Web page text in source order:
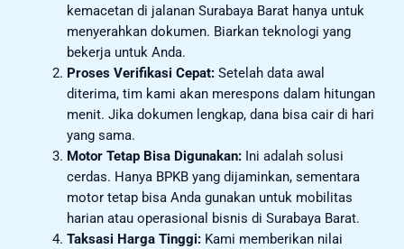
kemacetan di jalanan Surabaya Barat hanya untuk
menyerahkan dokumen. Biarkan teknologi yang
bekerja untuk Anda.
Proses Verifikasi Cepat:Setelah data awal
diterima, tim kami akan merespons dalam hitungan
menit. Jika dokumen lengkap, dana bisa cair di hari
yang sama.
Motor Tetap Bisa Digunakan:Ini adalah solusi
cerdas. Hanya BPKB yang dijaminkan, sementara
motor tetap bisa Anda gunakan untuk mobilitas
harian atau operasional bisnis di Surabaya Barat.
Taksasi Harga Tinggi:Kami memberikan nilai